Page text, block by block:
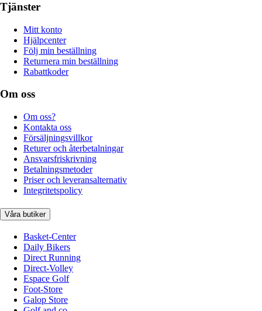
Tjänster
Mitt konto
Hjälpcenter
Följ min beställning
Returnera min beställning
Rabattkoder
Om oss
Om oss?
Kontakta oss
Försäljningsvillkor
Returer och återbetalningar
Ansvarsfriskrivning
Betalningsmetoder
Priser och leveransalternativ
Integritetspolicy
Våra butiker
Basket-Center
Daily Bikers
Direct Running
Direct-Volley
Espace Golf
Foot-Store
Galop Store